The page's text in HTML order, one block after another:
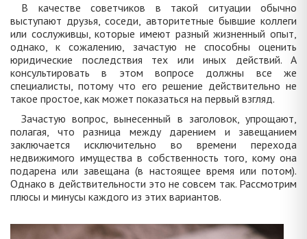
В качестве советчиков в такой ситуации обычно
выступают друзья, соседи, авторитетные бывшие коллеги
или сослуживцы, которые имеют разный жизненный опыт,
однако, к сожалению, зачастую не способны оценить
юридические последствия тех или иных действий. А
консультировать в этом вопросе должны все же
специалисты, потому что его решение действительно не
такое простое, как может показаться на первый взгляд.
Зачастую вопрос, вынесенный в заголовок, упрощают,
полагая, что разница между дарением и завещанием
заключается исключительно во времени перехода
недвижимого имущества в собственность того, кому она
подарена или завещана (в настоящее время или потом).
Однако в действительности это не совсем так. Рассмотрим
плюсы и минусы каждого из этих вариантов.